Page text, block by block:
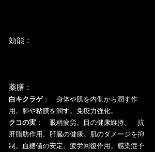
効能：
薬膳：
白キクラゲ：　身体や肌を内側から潤す作
用。肺や粘膜を潤す。免疫力強化。
クコの実 ：　眼精疲労。目の健康維持。　抗
肝脂肪作用。肝臓の健康。肌のダメージを抑
制。血糖値の安定。疲労回復作用。感染症予